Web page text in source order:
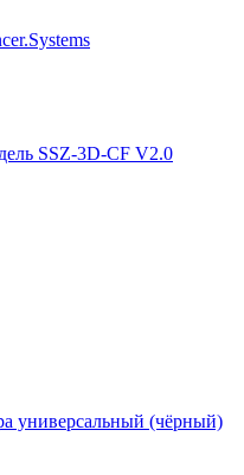
SSZ-3D-CF V2.0
универсальный (чёрный)